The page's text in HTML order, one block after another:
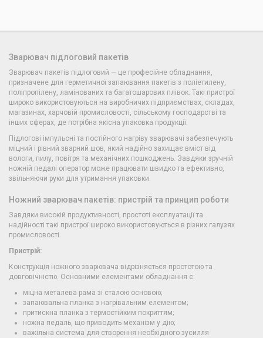
Зварювач підлоговий пакетів
Зварювач пакетів підлоговий — це професійне обладнання,
призначене для герметичної запаювання пакетів з поліетилену,
поліпропілену, ламінованих та багатошарових плівок. Такі пристрої
широко використовуються на виробничих підприємствах, складах,
магазинах, харчовій промисловості, сільському господарстві та
інших сферах, де потрібна якісна упаковка продукції.
Підлогові імпульсні та постійного нагріву зварювачі забезпечують
міцний і рівний зварний шов, який надійно захищає вміст від
вологи, пилу, повітря та механічних пошкоджень. Завдяки зручній
ножній педалі оператор може працювати швидко та ефективно,
звільняючи руки для утримання упаковки.
Ножний зварювач пакетів: пристрій та принцип роботи
Завдяки високій продуктивності, простоті експлуатації та
надійності такі пристрої широко використовуються в різних галузях
промисловості.
Пристрій:
Конструкція ножного зварювача відрізняється простотою та
довговічністю. Основними елементами обладнання є:
міцна металева рама зі сталою основою;
запаювальна планка з нагрівальним елементом;
притискна планка з термостійким покриттям;
ножна педаль, що приводить механізм у дію;
важільна система для створення необхідного зусилля